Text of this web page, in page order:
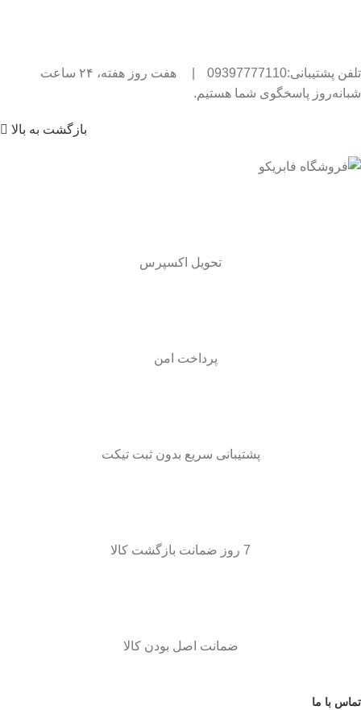
تلفن پشتیبانی:09397777110
هفت روز هفته، ۲۴ ساعت
شبانه‌روز پاسخگوی شما هستیم.
بازگشت به بالا
تحویل اکسپرس
پرداخت امن
پشتیبانی سریع بدون ثبت تیکت
7 روز ضمانت بازگشت کالا
ضمانت اصل بودن کالا
تماس با ما